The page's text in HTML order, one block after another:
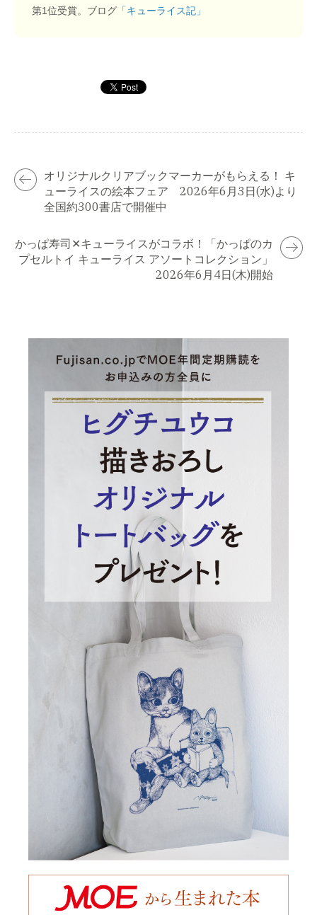
第1位受賞。ブログ 「キューライス記」
オリジナルクリアブックマーカーがもらえる！ キ
ューライスの絵本フェア 2026年6月3日(水)より
全国約300書店で開催中
かっぱ寿司✕キューライスがコラボ！「かっぱのカ
プセルトイ キューライス アソートコレクション」
2026年6月4日(木)開始